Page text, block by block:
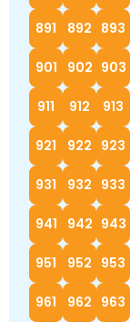
891 892 893
901 902 903
911 912 913
921 922 923
931 932 933
941 942 943
951 952 953
961 962 963